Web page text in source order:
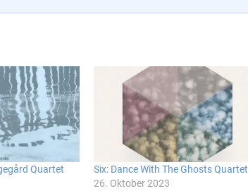
Quartet
Six: Dance With The Ghosts Quartet
26. Oktober 2023